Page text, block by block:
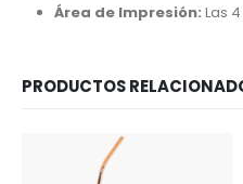
Área de Impresión: Las
PRODUCTOS